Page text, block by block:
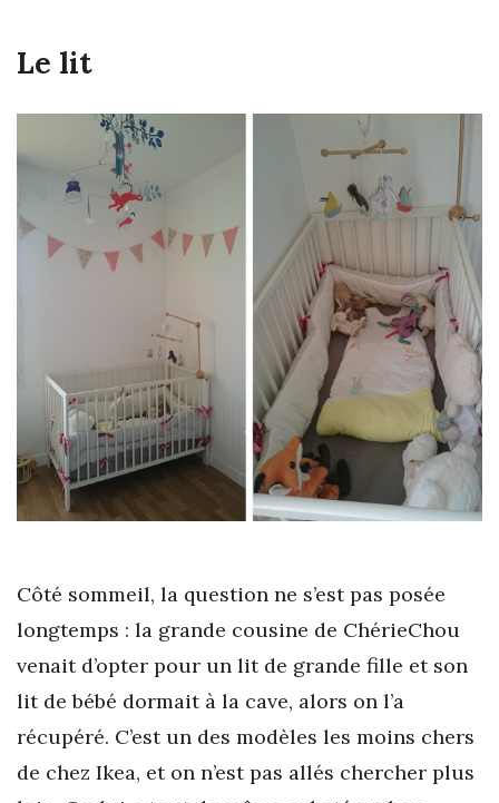
Le lit
Côté sommeil, la question ne s’est pas posée
longtemps : la grande cousine de ChérieChou
venait d’opter pour un lit de grande fille et son
lit de bébé dormait à la cave, alors on l’a
récupéré. C’est un des modèles les moins chers
de chez Ikea, et on n’est pas allés chercher plus